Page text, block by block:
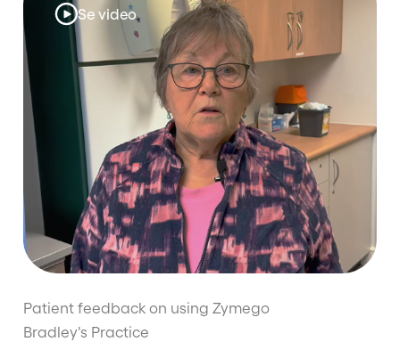
Se video
Patient feedback on using Zymego
Bradley's Practice